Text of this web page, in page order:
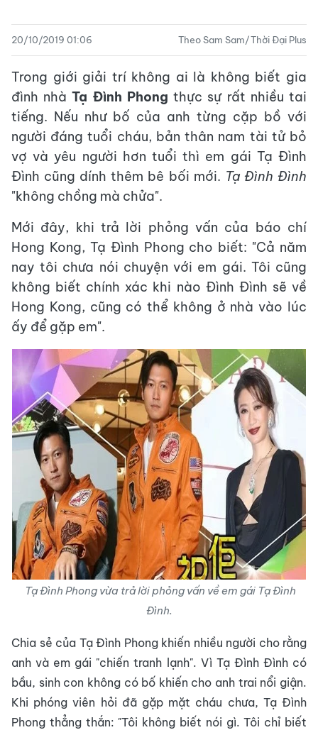
20/10/2019 01:06 Theo Sam Sam/Thời Đại Plus
Trong giới giải trí không ai là không biết gia
đình nhàTạ Đình Phong thực sự rất nhiều tai
tiếng. Nếu như bố của anh từng cặp bồ với
người đáng tuổi cháu, bản thân nam tài tử bỏ
vợ và yêu người hơn tuổi thì em gái Tạ Đình
Đình cũng dính thêm bê bối mới. Tạ Đình Đình
"không chồng mà chửa".
Mới đây, khi trả lời phỏng vấn của báo chí
Hong Kong, Tạ Đình Phong cho biết: "Cả năm
nay tôi chưa nói chuyện với em gái. Tôi cũng
không biết chính xác khi nào Đình Đình sẽ về
Hong Kong, cũng có thể không ở nhà vào lúc
ấy để gặp em".
Tạ Đình Phong vừa trả lời phỏng vấn về em gái Tạ Đình
Đình.
Chia sẻ của Tạ Đình Phong khiến nhiều người cho rằng
anh và em gái "chiến tranh lạnh". Vì Tạ Đình Đình có
bầu, sinh con không có bố khiến cho anh trai nổi giận.
Khi phóng viên hỏi đã gặp mặt cháu chưa, Tạ Đình
Phong thẳng thắn: "Tôi không biết nói gì. Tôi chỉ biết